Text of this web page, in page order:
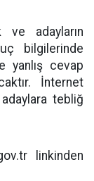
ve adayların
bilgilerinde
yanlış cevap
İnternet
tebliğ
linkinden